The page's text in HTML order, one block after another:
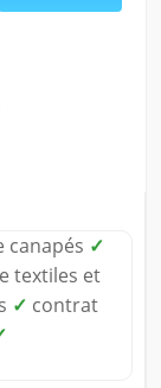
canapés ✓
textiles et
✓ contrat